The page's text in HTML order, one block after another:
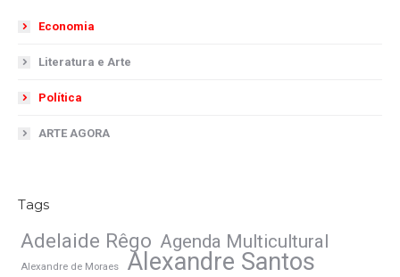
Economia
Literatura e Arte
Política
ARTE AGORA
Tags
Adelaide Rêgo Agenda Multicultural
Alexandre de Moraes Alexandre Santos